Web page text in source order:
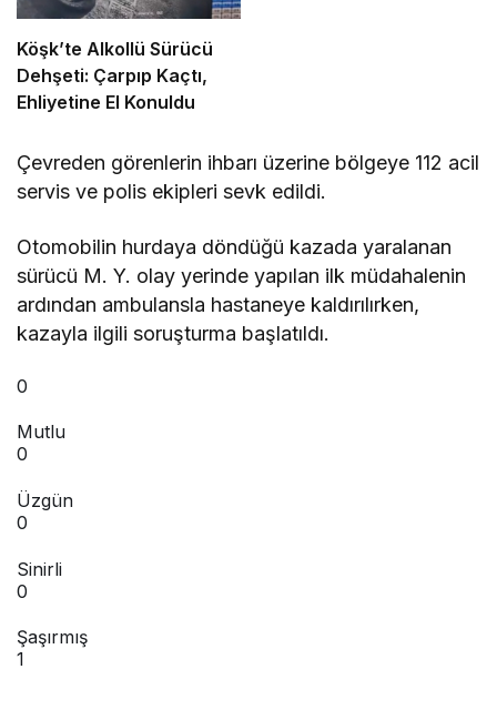
Köşk’te Alkollü Sürücü
Dehşeti: Çarpıp Kaçtı,
Ehliyetine El Konuldu
Çevreden görenlerin ihbarı üzerine bölgeye 112 acil
servis ve polis ekipleri sevk edildi.
Otomobilin hurdaya döndüğü kazada yaralanan
sürücü M. Y. olay yerinde yapılan ilk müdahalenin
ardından ambulansla hastaneye kaldırılırken,
kazayla ilgili soruşturma başlatıldı.
0
Mutlu
0
Üzgün
0
Sinirli
0
Şaşırmış
1